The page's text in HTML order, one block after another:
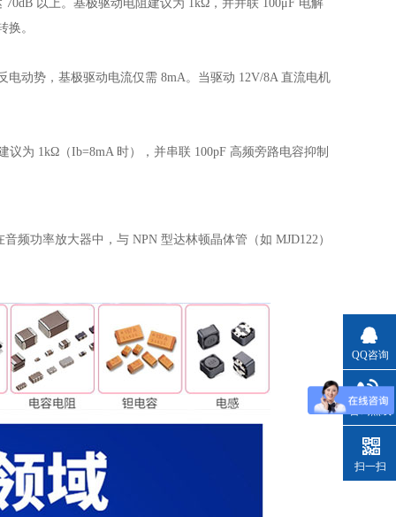
以上。基极驱动电阻建议为 1kΩ，并并联 100μF 电解
换。
动势，基极驱动电流仅需 8mA。当驱动 12V/8A 直流电机
为 1kΩ（Ib=8mA 时），并串联 100pF 高频旁路电容抑制
频功率放大器中，与 NPN 型达林顿晶体管（如 MJD122）
QQ咨询
扫一扫